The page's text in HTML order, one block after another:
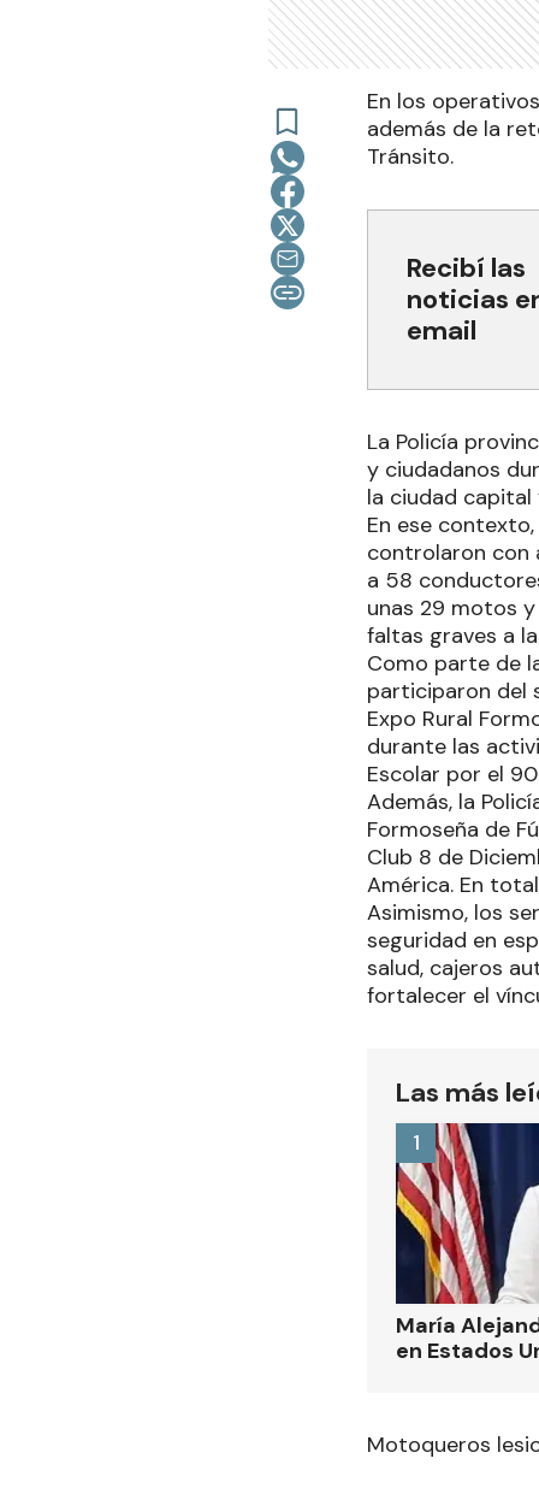
En los
además de la
Tránsito.
Recibí las
noticias
email
La Policía
y ciudadanos
la ciudad
En ese
controlaron con
a 58
unas 29 motos
faltas graves a
Como parte de
participaron del
Expo Rural
durante las
Escolar por el
Además, la
Formoseña de
Club 8 de
América. En
Asimismo, los
seguridad en
salud, cajeros
fortalecer el
Las más
María
en Estados
1
Motoqueros